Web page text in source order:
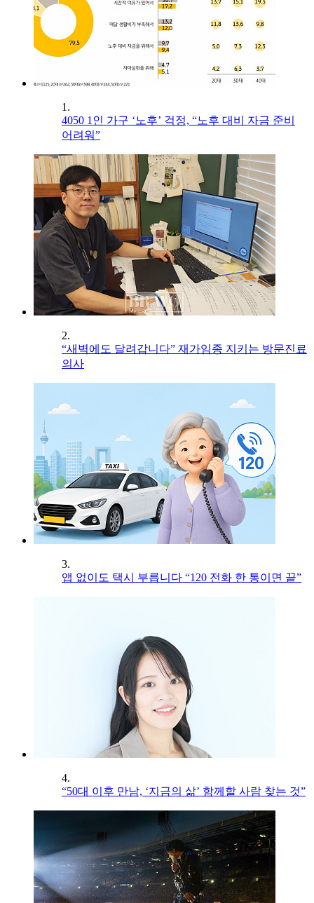
1.
4050 1인 가구 ‘노후’ 걱정, “노후 대비 자금 준비
어려워”
2.
“새벽에도 달려갑니다” 재가임종 지키는 방문진료
의사
3.
앱 없이도 택시 부릅니다 “120 전화 한 통이면 끝”
4.
“50대 이후 만남, ‘지금의 삶’ 함께할 사람 찾는 것”